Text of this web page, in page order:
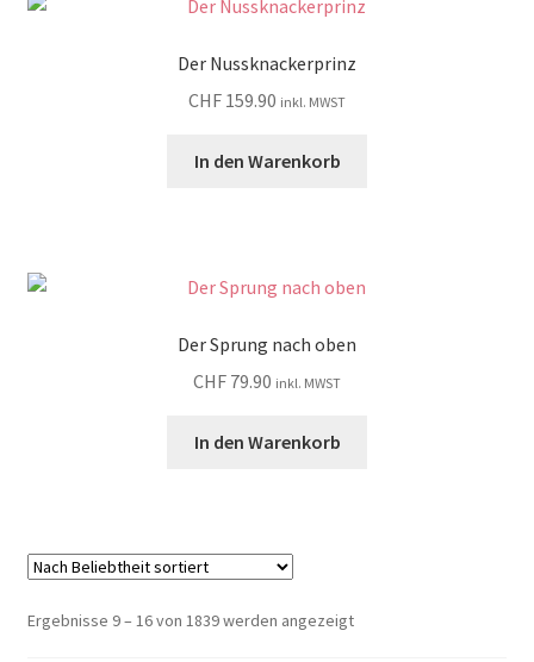
Der Nussknackerprinz
CHF 159.90 inkl. MWST
In den Warenkorb
Der Sprung nach oben
CHF 79.90 inkl. MWST
In den Warenkorb
Ergebnisse 9 – 16 von 1839 werden angezeigtNach